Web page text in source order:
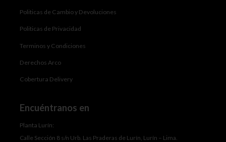
Politicas de Cambio y Devoluciones
Politicas de Privacidad
Terminos y Condiciones
Derechos Arco
Cobertura Delivery
Encuéntranos en
Planta Lurín:
Calle Sección 8 s/n Urb. Las Praderas de Lurín, Lurín – Lima.